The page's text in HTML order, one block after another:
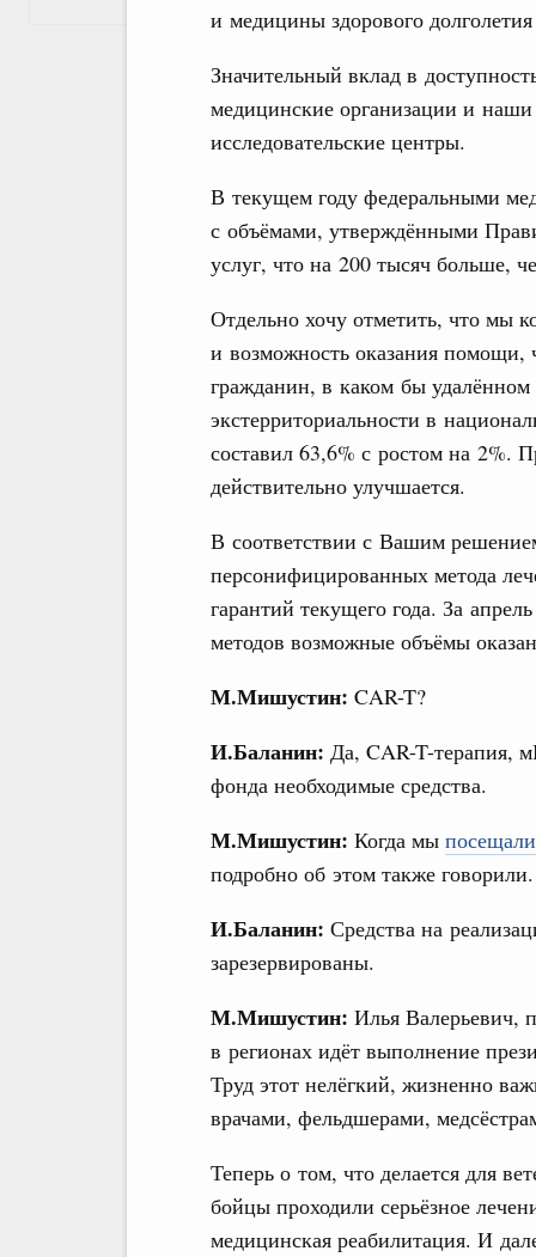
и медицины здорового
Значительный вклад в
медицинские организации и
исследовательские центры.
В текущем году федеральными
с объёмами, утверждёнными
услуг, что на 200 тысяч больше,
Отдельно хочу отметить, что мы
и возможность оказания помощи,
гражданин, в каком бы
экстерриториальности в
составил 63,6% с ростом на 2%.
действительно улучшается.
В соответствии с Вашим
персонифицированных метода
гарантий текущего года. За
методов возможные объёмы
М.Мишустин: CAR-T?
И.Баланин: Да, CAR-T-терапия,
фонда необходимые средства.
М.Мишустин: Когда мы
подробно об этом также
И.Баланин: Средства на
зарезервированы.
М.Мишустин: Илья Валерьевич,
в регионах идёт выполнение
Труд этот нелёгкий, жизненно
врачами, фельдшерами,
Теперь о том, что делается для
бойцы проходили серьёзное
медицинская реабилитация. И